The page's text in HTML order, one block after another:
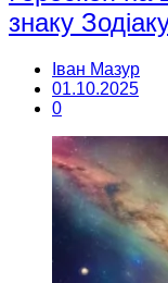
знаку
Іван Мазур
01.10.2025
0